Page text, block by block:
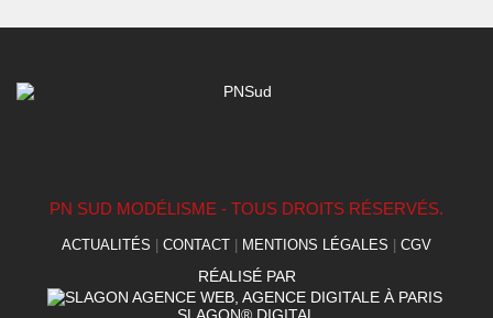
PN SUD MODÉLISME - TOUS DROITS RÉSERVÉS.
ACTUALITÉS | CONTACT | MENTIONS LÉGALES | CGV
RÉALISÉ PAR
SLAGON® DIGITAL